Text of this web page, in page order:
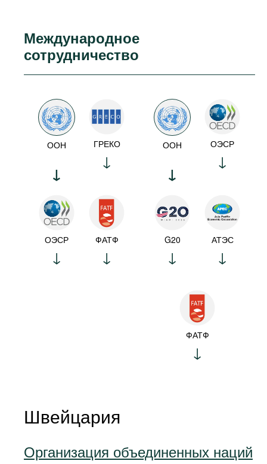
Международное
сотрудничество
ООН ГРЕКО
ОЭСР ФАТФ
ООН ОЭСР
G20 АТЭС
ФАТФ
Швейцария
Организация объединенных наций